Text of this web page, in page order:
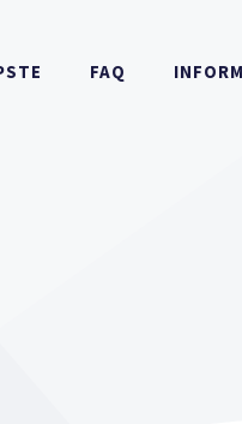
FAQ